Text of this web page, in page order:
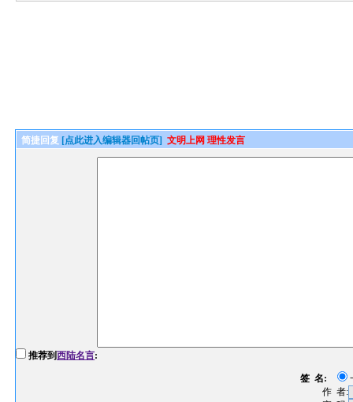
简捷回复 [点此进入编辑器回帖页] 文明上网 理性发言
推荐到西陆名言:
签 名:
作 者: